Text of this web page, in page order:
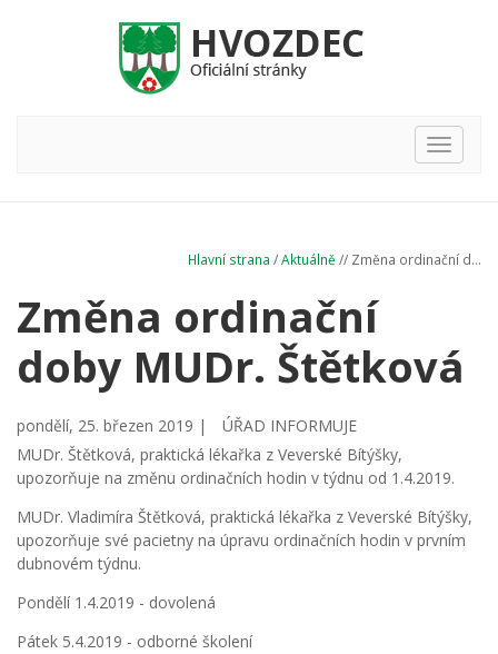
Hlavní
nabídka
Hlavní strana /Aktuálně // Změna ordinační d...
Změna ordinační
doby MUDr. Štětková
pondělí, 25. březen 2019 |
ÚŘAD INFORMUJE
MUDr. Štětková, praktická lékařka z Veverské Bítýšky,
upozorňuje na změnu ordinačních hodin v týdnu od 1.4.2019.
MUDr. Vladimíra Štětková, praktická lékařka z Veverské Bítýšky,
upozorňuje své pacietny na úpravu ordinačních hodin v prvním
dubnovém týdnu.
Pondělí 1.4.2019 - dovolená
Pátek 5.4.2019 - odborné školení